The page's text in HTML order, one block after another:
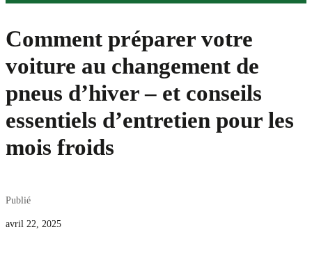
Comment préparer votre
voiture au changement de
pneus d’hiver – et conseils
essentiels d’entretien pour les
mois froids
Publié
avril 22, 2025